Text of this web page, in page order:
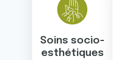
Soins socio-
esthétiques